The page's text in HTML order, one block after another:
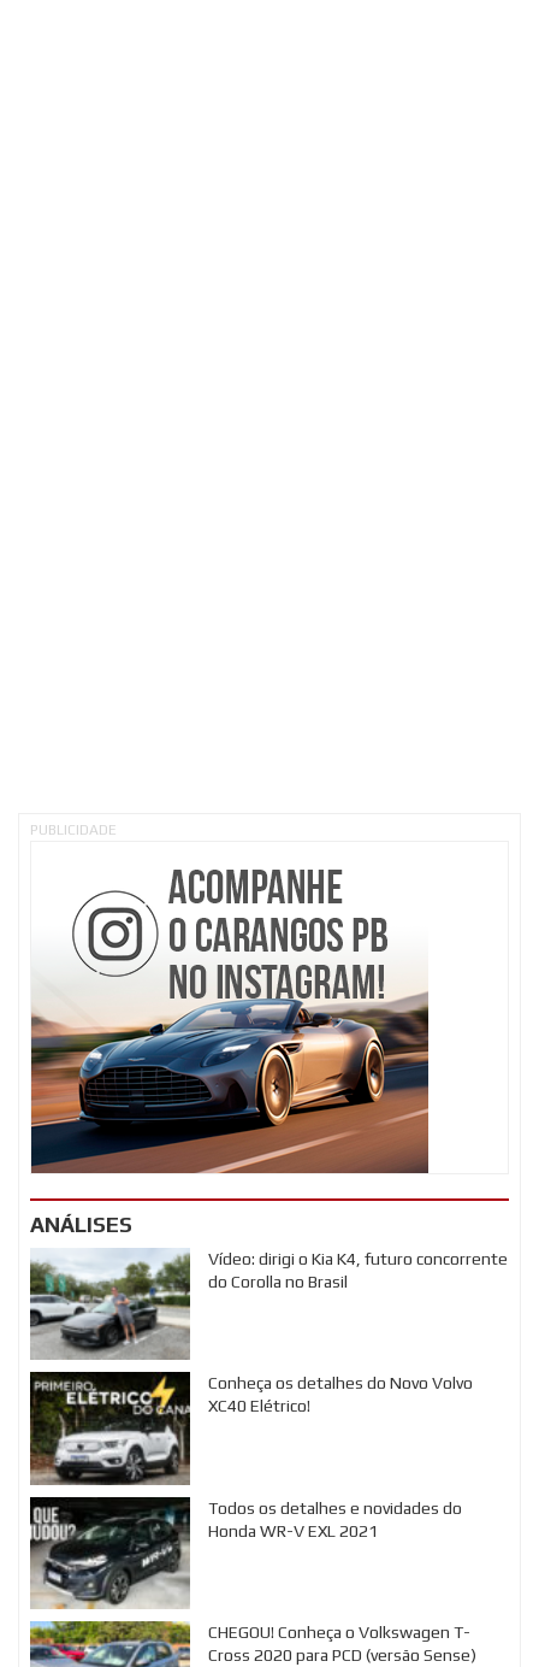
PUBLICIDADE
ANÁLISES
Vídeo: dirigi o Kia K4, futuro concorrente
do Corolla no Brasil
Conheça os detalhes do Novo Volvo
XC40 Elétrico!
Todos os detalhes e novidades do
Honda WR-V EXL 2021
CHEGOU! Conheça o Volkswagen T-
Cross 2020 para PCD (versão Sense)